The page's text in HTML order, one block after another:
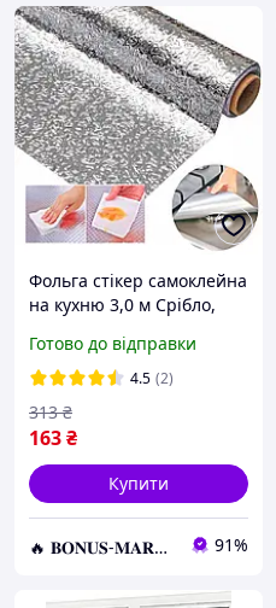
Фольга стікер самоклейна
на кухню 3,0 м Срібло,
Самоклейка
Готово до відправки
4.5 (2)
163₴
313 ₴
Купити
🔥 𝐁𝐎𝐍𝐔𝐒-𝐌𝐀𝐑𝐊𝐄𝐓 🔥 – Трендові товари по найкращім цінам 91%